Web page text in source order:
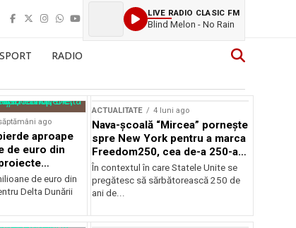
LIVE RADIO CLASIC FM
Blind Melon - No Rain
SPORT RADIO
ago
aproape
de euro din
de euro din
Delta Dunării
ACTUALITATE 4 luni ago
Nava-școală “Mircea” pornește
spre New York pentru a marca
Freedom250, cea de-a 250-a
aniversare a Statelor Unite
În contextul în care Statele Unite se
pregătesc să sărbătorească 250 de
ani de...